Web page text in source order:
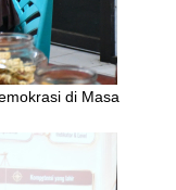
di Masa